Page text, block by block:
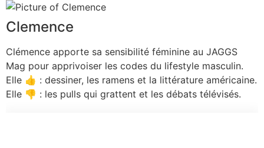
Clemence
Clémence apporte sa sensibilité féminine au JAGGS
Mag pour apprivoiser les codes du lifestyle masculin.
Elle 👍 : dessiner, les ramens et la littérature américaine.
Elle 👎 : les pulls qui grattent et les débats télévisés.